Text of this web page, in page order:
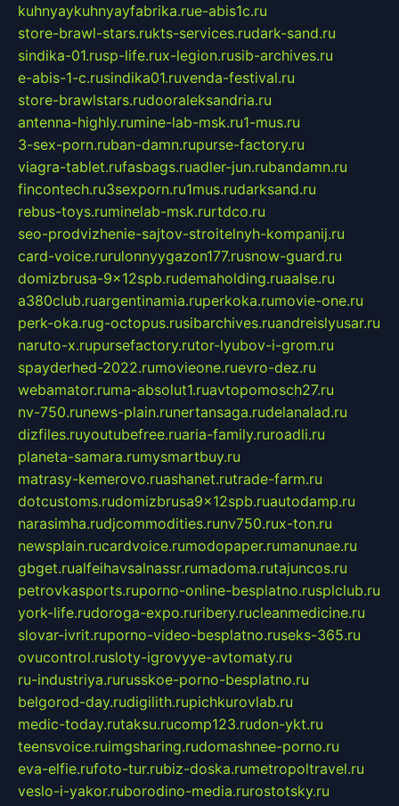
kuhnyaykuhnyayfabrika.rue-abis1c.ru
store-brawl-stars.rukts-services.rudark-sand.ru
sindika-01.rusp-life.rux-legion.rusib-archives.ru
e-abis-1-c.rusindika01.ruvenda-festival.ru
store-brawlstars.rudooraleksandria.ru
antenna-highly.rumine-lab-msk.ru1-mus.ru
3-sex-porn.ruban-damn.rupurse-factory.ru
viagra-tablet.rufasbags.ruadler-jun.rubandamn.ru
fincontech.ru3sexporn.ru1mus.rudarksand.ru
rebus-toys.ruminelab-msk.rurtdco.ru
seo-prodvizhenie-sajtov-stroitelnyh-kompanij.ru
card-voice.rurulonnyygazon177.rusnow-guard.ru
domizbrusa-9x12spb.rudemaholding.ruaalse.ru
a380club.ruargentinamia.ruperkoka.rumovie-one.ru
perk-oka.rug-octopus.rusibarchives.ruandreislyusar.ru
naruto-x.rupursefactory.rutor-lyubov-i-grom.ru
spayderhed-2022.rumovieone.ruevro-dez.ru
webamator.ruma-absolut1.ruavtopomosch27.ru
nv-750.runews-plain.runertansaga.rudelanalad.ru
dizfiles.ruyoutubefree.ruaria-family.ruroadli.ru
planeta-samara.rumysmartbuy.ru
matrasy-kemerovo.ruashanet.rutrade-farm.ru
dotcustoms.rudomizbrusa9x12spb.ruautodamp.ru
narasimha.rudjcommodities.runv750.rux-ton.ru
newsplain.rucardvoice.rumodopaper.rumanunae.ru
gbget.rualfeihavsalnassr.rumadoma.rutajuncos.ru
petrovkasports.ruporno-online-besplatno.rusplclub.ru
york-life.rudoroga-expo.ruribery.rucleanmedicine.ru
slovar-ivrit.ruporno-video-besplatno.ruseks-365.ru
ovucontrol.rusloty-igrovyye-avtomaty.ru
ru-industriya.rurusskoe-porno-besplatno.ru
belgorod-day.rudigilith.rupichkurovlab.ru
medic-today.rutaksu.rucomp123.rudon-ykt.ru
teensvoice.ruimgsharing.rudomashnee-porno.ru
eva-elfie.rufoto-tur.rubiz-doska.rumetropoltravel.ru
veslo-i-yakor.ruborodino-media.rurostotsky.ru